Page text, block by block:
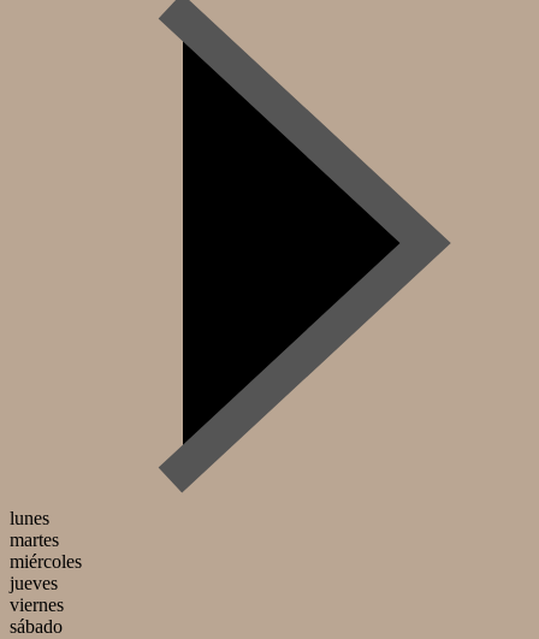
lunes
martes
miércoles
jueves
viernes
sábado